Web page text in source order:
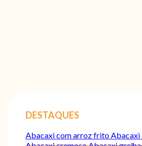
DESTAQUES
Abacaxi com arroz fritoAbacaxi